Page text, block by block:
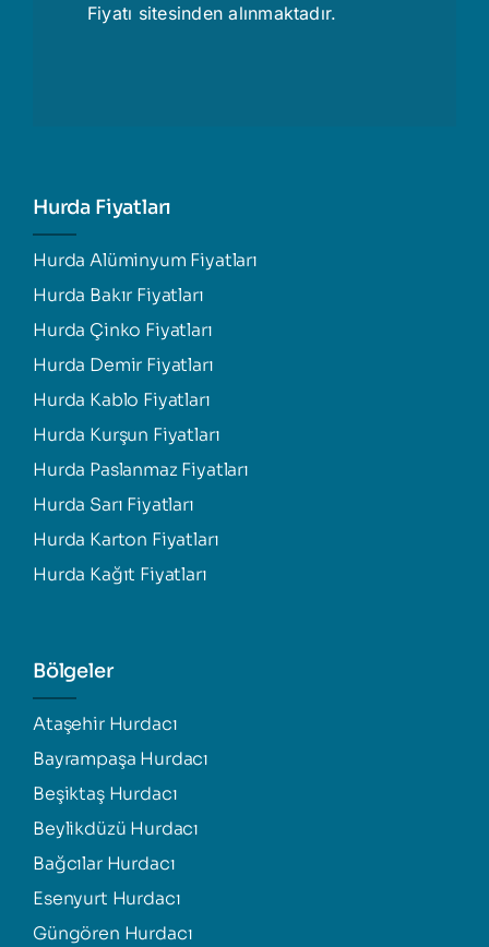
Fiyatı sitesinden alınmaktadır.
Hurda Fiyatları
Hurda Alüminyum Fiyatları
Hurda Bakır Fiyatları
Hurda Çinko Fiyatları
Hurda Demir Fiyatları
Hurda Kablo Fiyatları
Hurda Kurşun Fiyatları
Hurda Paslanmaz Fiyatları
Hurda Sarı Fiyatları
Hurda Karton Fiyatları
Hurda Kağıt Fiyatları
Bölgeler
Ataşehir Hurdacı
Bayrampaşa Hurdacı
Beşiktaş Hurdacı
Beylikdüzü Hurdacı
Bağcılar Hurdacı
Esenyurt Hurdacı
Güngören Hurdacı